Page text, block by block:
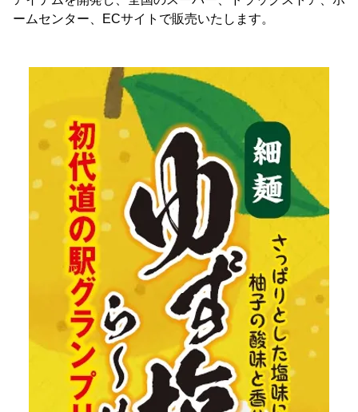
ームセンター、ECサイトで販売いたします。